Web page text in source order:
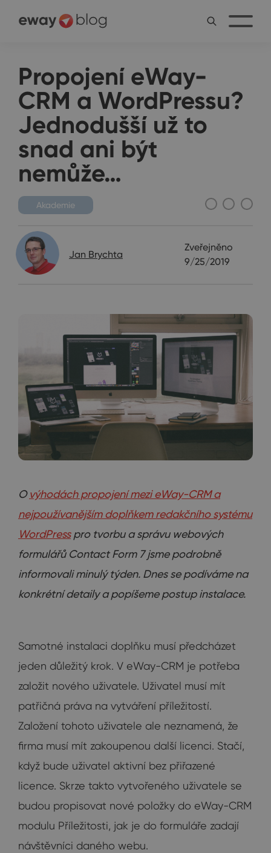
Propojení eWay-
CRM a WordPressu?
Jednodušší už to
snad ani být
nemůže…
Akademie
Jan Brychta
Zveřejněno
9/25/2019
Ovýhodách propojení mezi eWay-CRM a
nejpoužívanějším doplňkem redakčního systému
WordPresspro tvorbu a správu webových
formulářů Contact Form 7 jsme podrobně
informovali minulý týden. Dnes se podíváme na
konkrétní detaily a popíšeme postup instalace.
Samotné instalaci doplňku musí předcházet
jeden důležitý krok. V eWay-CRM je potřeba
založit nového uživatele. Uživatel musí mít
patřičná práva na vytváření příležitostí.
Založení tohoto uživatele ale neznamená, že
firma musí mít zakoupenou další licenci. Stačí,
když bude uživatel aktivní bez přiřazené
licence. Skrze takto vytvořeného uživatele se
budou propisovat nové položky do eWay-CRM
modulu Příležitosti, jak je do formuláře zadají
návštěvníci daného webu.